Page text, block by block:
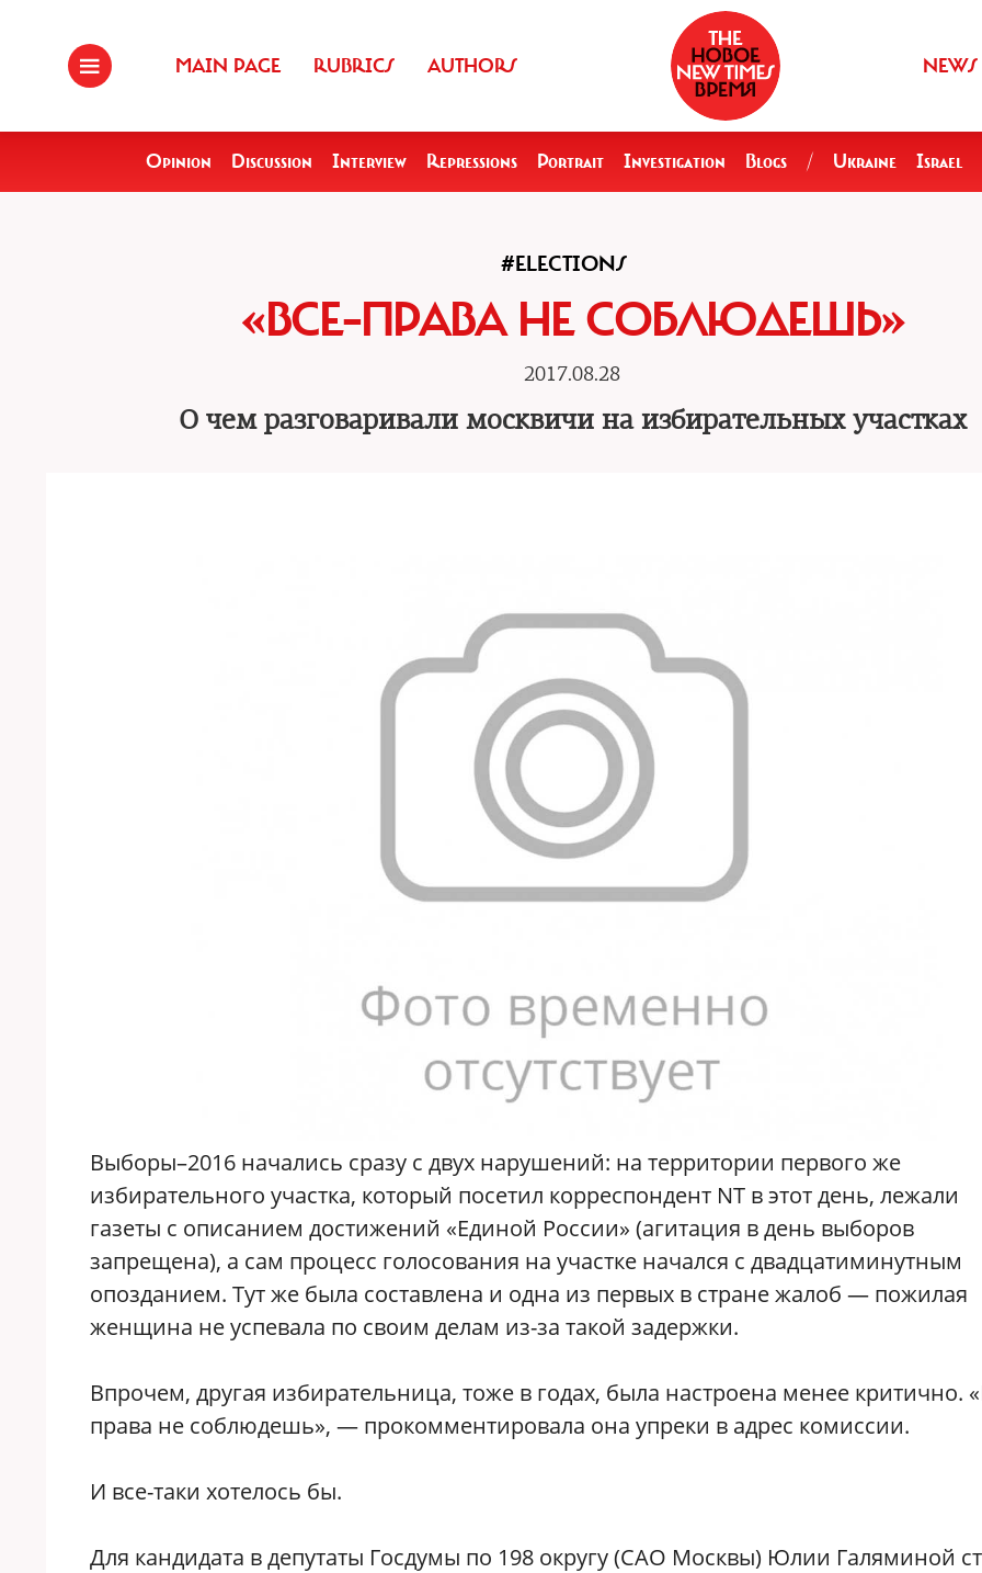
MAIN PAGE RUBRICS AUTHORS NEWS
Opinion Discussion Interview Repressions Portrait Investigation Blogs / Ukraine Israel
#ELECTIONS
«ВСЕ–ПРАВА НЕ СОБЛЮДЕШЬ»
2017.08.28
О чем разговаривали москвичи на избирательных участках
Выборы–2016 начались сразу с двух нарушений: на территории первого же
избирательного участка, который посетил корреспондент NT в этот день, лежали
газеты с описанием достижений «Единой России» (агитация в день выборов
запрещена), а сам процесс голосования на участке начался с двадцатиминутным
опозданием. Тут же была составлена и одна из первых в стране жалоб — пожилая
женщина не успевала по своим делам из-за такой задержки.
Впрочем, другая избирательница, тоже в годах, была настроена менее критично.
права не соблюдешь», — прокомментировала она упреки в адрес комиссии.
И все-таки хотелось бы.
Для кандидата в депутаты Госдумы по 198 округу (САО Москвы) Юлии Галяминой